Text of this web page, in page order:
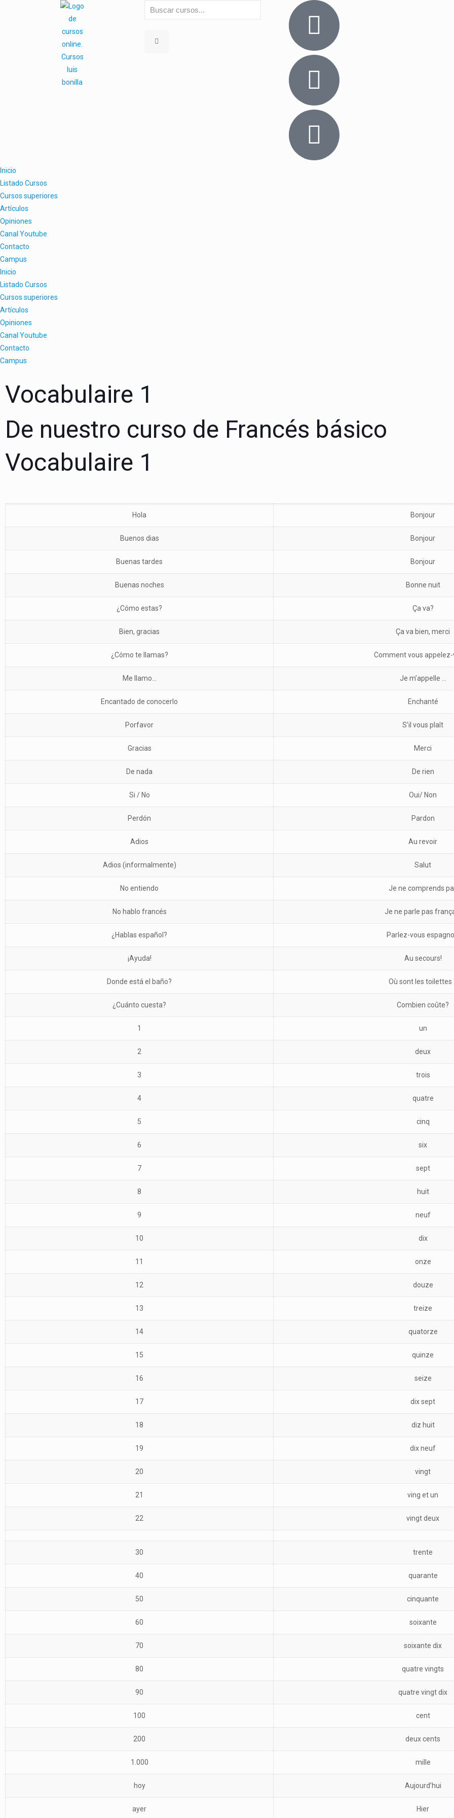
Inicio
Listado Cursos
Cursos superiores
Artículos
Opiniones
Canal Youtube
Contacto
Campus
Inicio
Listado Cursos
Cursos superiores
Artículos
Opiniones
Canal Youtube
Contacto
Campus
Vocabulaire 1
De nuestro curso de Francés básico
Vocabulaire 1
Hola Bonjour
Buenos dias Bonjour
Buenas tardes Bonjour
Buenas noches Bonne nuit
¿Cómo estas? Ça va?
Bien, gracias Ça va bien, merci
¿Cómo te llamas? Comment vous
Me llamo… Je m’appelle …
Encantado de conocerlo Enchanté
Porfavor S’il vous plaît
Gracias Merci
De nada De rien
Si / No Oui/ Non
Perdón Pardon
Adios Au revoir
Adios (informalmente) Salut
No entiendo Je ne comprends
No hablo francés Je ne parle pas
¿Hablas español? Parlez-vous
¡Ayuda! Au secours!
Donde está el baño? Où sont les toilettes
¿Cuánto cuesta? Combien coûte?
1 un
2 deux
3 trois
4 quatre
5 cinq
6 six
7 sept
8 huit
9 neuf
10 dix
11 onze
12 douze
13 treize
14 quatorze
15 quinze
16 seize
17 dix sept
18 diz huit
19 dix neuf
20 vingt
21 ving et un
22 vingt deux
30 trente
40 quarante
50 cinquante
60 soixante
70 soixante dix
80 quatre vingts
90 quatre vingt dix
100 cent
200 deux cents
1.000 mille
hoy Aujourd’hui
ayer Hier